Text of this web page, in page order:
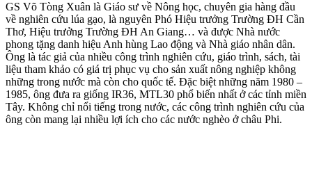
GS Võ Tòng Xuân là Giáo sư về Nông học, chuyên gia hàng đầu
về nghiên cứu lúa gạo, là nguyên Phó Hiệu trưởng Trường ĐH Cần
Thơ, Hiệu trưởng Trường ĐH An Giang… và được Nhà nước
phong tặng danh hiệu Anh hùng Lao động và Nhà giáo nhân dân.
Ông là tác giả của nhiều công trình nghiên cứu, giáo trình, sách, tài
liệu tham khảo có giá trị phục vụ cho sản xuất nông nghiệp không
những trong nước mà còn cho quốc tế. Đặc biệt những năm 1980 –
1985, ông đưa ra giống IR36, MTL30 phổ biến nhất ở các tỉnh miền
Tây. Không chỉ nổi tiếng trong nước, các công trình nghiên cứu của
ông còn mang lại nhiều lợi ích cho các nước nghèo ở châu Phi.